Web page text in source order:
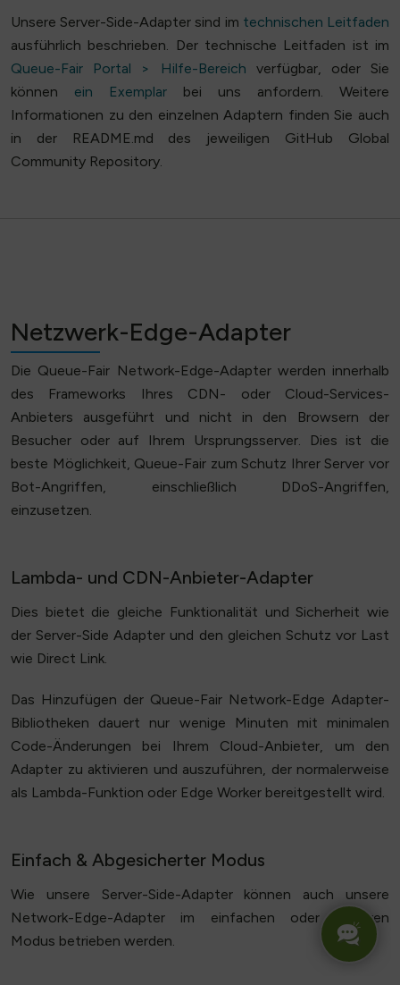
Unsere Server-Side-Adapter sind im technischen Leitfaden
ausführlich beschrieben. Der technische Leitfaden ist im
Queue-Fair Portal > Hilfe-Bereich verfügbar, oder Sie
können ein Exemplar bei uns anfordern. Weitere
Informationen zu den einzelnen Adaptern finden Sie auch
in der README.md des jeweiligen GitHub Global
Community Repository.
Netzwerk-Edge-Adapter
Die Queue-Fair Network-Edge-Adapter werden innerhalb
des Frameworks Ihres CDN- oder Cloud-Services-
Anbieters ausgeführt und nicht in den Browsern der
Besucher oder auf Ihrem Ursprungsserver. Dies ist die
beste Möglichkeit, Queue-Fair zum Schutz Ihrer Server vor
Bot-Angriffen, einschließlich DDoS-Angriffen,
einzusetzen.
Lambda- und CDN-Anbieter-Adapter
Dies bietet die gleiche Funktionalität und Sicherheit wie
der Server-Side Adapter und den gleichen Schutz vor Last
wie Direct Link.
Das Hinzufügen der Queue-Fair Network-Edge Adapter-
Bibliotheken dauert nur wenige Minuten mit minimalen
Code-Änderungen bei Ihrem Cloud-Anbieter, um den
Adapter zu aktivieren und auszuführen, der normalerweise
als Lambda-Funktion oder Edge Worker bereitgestellt wird.
Einfach & Abgesicherter Modus
Wie unsere Server-Side-Adapter können auch unsere
Network-Edge-Adapter im einfachen oder sicheren
Modus betrieben werden.